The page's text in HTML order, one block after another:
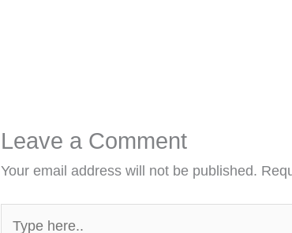
Leave a Comment
Your email address will not be published.